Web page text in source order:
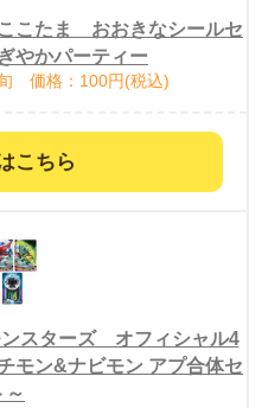
こたま おおきなシールセ
やかパーティー
価格：100円(税込)
こちら
スターズ オフィシャル4
モン&ナビモン アプ合体セ
～